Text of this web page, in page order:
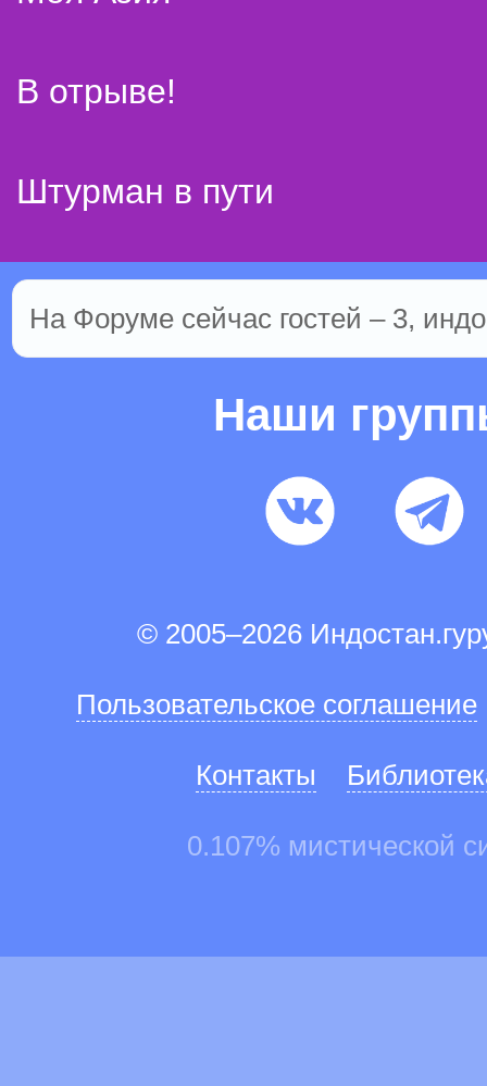
В отрыве!
Штурман в пути
На Форуме сейчас гостей – 3,
Наши
© 2005–2026
Пользовательское соглашение
Контакты
0.107% мистической